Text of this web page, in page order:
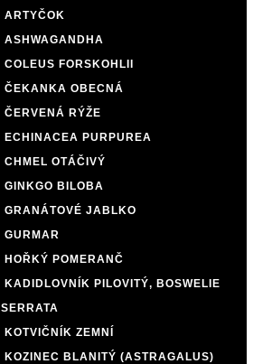
ARTYČOK
ASHWAGANDHA
COLEUS FORSKOHLII
ČEKANKA OBECNÁ
ČERVENÁ RÝŽE
ECHINACEA PURPUREA
CHMEL OTÁČIVÝ
GINKGO BILOBA
GRANÁTOVÉ JABLKO
GURMAR
HOŘKÝ POMERANČ
KADIDLOVNÍK PILOVITÝ, BOSWELIE
SERRATA
KOTVIČNÍK ZEMNÍ
KOZINEC BLANITÝ (ASTRAGALUS)